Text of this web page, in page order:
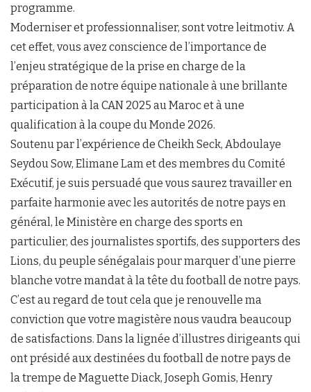
programme.
Moderniser et professionnaliser, sont votre leitmotiv. A
cet effet, vous avez conscience de l’importance de
l’enjeu stratégique de la prise en charge de la
préparation de notre équipe nationale à une brillante
participation à la CAN 2025 au Maroc et à une
qualification à la coupe du Monde 2026.
Soutenu par l’expérience de Cheikh Seck, Abdoulaye
Seydou Sow, Elimane Lam et des membres du Comité
Exécutif, je suis persuadé que vous saurez travailler en
parfaite harmonie avec les autorités de notre pays en
général, le Ministère en charge des sports en
particulier, des journalistes sportifs, des supporters des
Lions, du peuple sénégalais pour marquer d’une pierre
blanche votre mandat à la tête du football de notre pays.
C’est au regard de tout cela que je renouvelle ma
conviction que votre magistère nous vaudra beaucoup
de satisfactions. Dans la lignée d’illustres dirigeants qui
ont présidé aux destinées du football de notre pays de
la trempe de Maguette Diack, Joseph Gomis, Henry